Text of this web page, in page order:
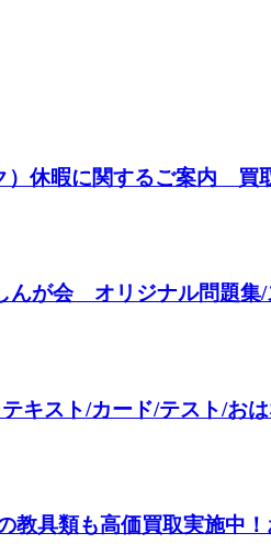
休暇に関するご案内 買
が会 オリジナル問題集
キスト/カード/テスト/お
教具類も高価買取実施中